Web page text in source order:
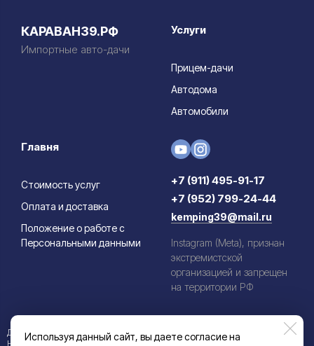
Используя данный сайт, вы даете согласие на
КАРАВАН39.РФ
Импортные авто-дачи
Услуги
Прицем-дачи
Автодома
Автомобили
Главня
Стоимость услуг
Оплата и доставка
Положение о работе с
Персональными данными
+7 (911) 495-91-17
+7 (952) 799-24-44
kemping39@mail.ru
Instagram (Meta), признан
экстремистской
организацией и запрещен
на территории РФ
Данный информационный ресурс не является публичной офертой.
Наличие и стоимость товаров уточняйте по телефону. Производители